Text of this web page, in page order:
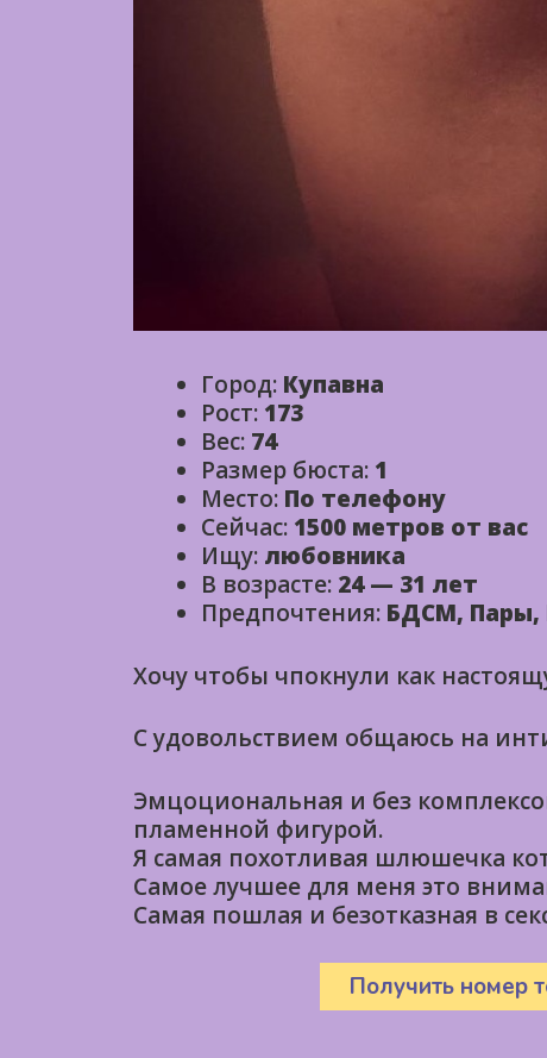
Город: Купавна
Рост: 173
Вес: 74
Размер бюста: 1
Место: По телефону
Сейчас: 1500 метров от вас
Ищу: любовника
В возрасте: 24 — 31 лет
Предпочтения: БДСМ,
Хочу чтобы чпокнули как
С удовольствием общаюсь на
Эмцоциональная и без
пламенной фигурой.
Я самая похотливая шлюшечка
Самое лучшее для меня это
Самая пошлая и безотказная в
Получить номер